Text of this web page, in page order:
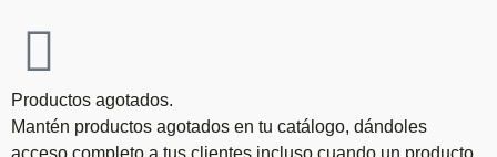
Productos agotados.
Mantén productos agotados en tu catálogo, dándoles
acceso completo a tus clientes incluso cuando un producto